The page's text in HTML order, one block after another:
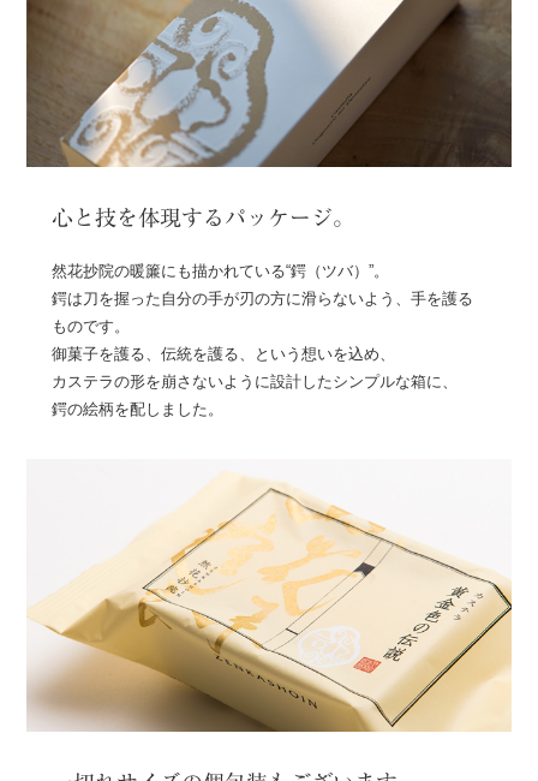
心と技を体現するパッケージ。
然花抄院の暖簾にも描かれている“鍔（ツバ）”。
鍔は刀を握った自分の手が刃の方に滑らないよう、手を護る
ものです。
御菓子を護る、伝統を護る、という想いを込め、
カステラの形を崩さないように設計したシンプルな箱に、
鍔の絵柄を配しました。